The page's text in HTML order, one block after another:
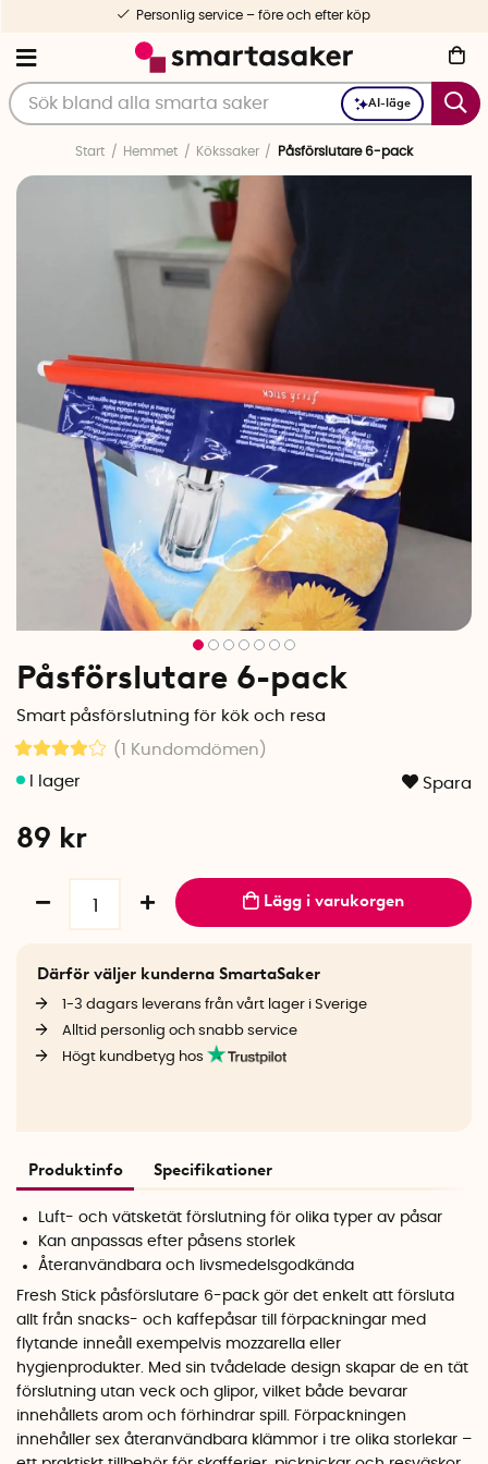
AI-läge
Personlig service – före och efter köp
Start Hemmet Kökssaker Påsförslutare 6-pack
Påsförslutare 6-pack
Smart påsförslutning för kök och resa
(1 Kundomdömen )
Spara
89 kr
Lägg i varukorgen
Därför väljer kunderna SmartaSaker
1-3 dagars leverans från vårt lager i Sverige
Alltid personlig och snabb service
Högt kundbetyg hos
Produktinfo Specifikationer
Luft- och vätsketät förslutning för olika typer av påsar
Kan anpassas efter påsens storlek
Återanvändbara och livsmedelsgodkända
Fresh Stick påsförslutare 6-pack gör det enkelt att försluta
allt från snacks- och kaffepåsar till förpackningar med
flytande inneåll exempelvis mozzarella eller
hygienprodukter. Med sin tvådelade design skapar de en tät
förslutning utan veck och glipor, vilket både bevarar
innehållets arom och förhindrar spill. Förpackningen
innehåller sex återanvändbara klämmor i tre olika storlekar –